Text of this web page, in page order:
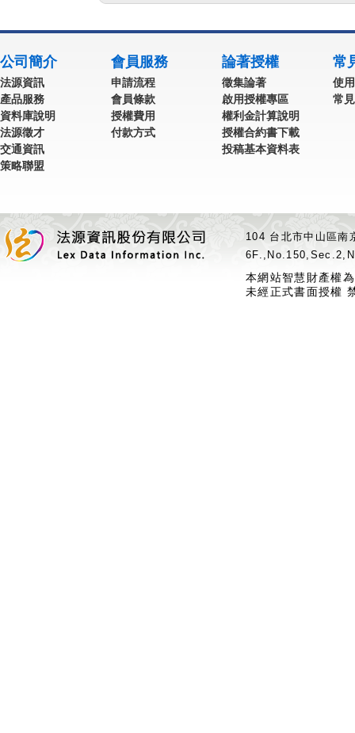
公司簡介
法源資訊
產品服務
資料庫說明
法源徵才
交通資訊
策略聯盟
會員服務
申請流程
會員條款
授權費用
付款方式
論著授權
徵集論著
啟用授權專區
權利金計算說明
授權合約書下載
投稿基本資料表
常
使
常
104 台北市中山區
本網站智慧財產權
未經正式書面授權